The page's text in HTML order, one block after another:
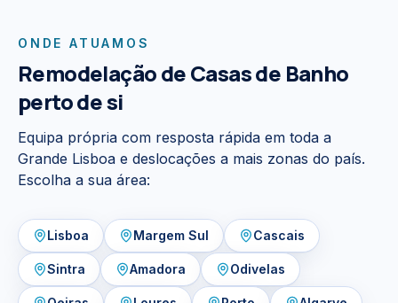
ONDE ATUAMOS
Remodelação de Casas de Banho
perto de si
Equipa própria com resposta rápida em toda a
Grande Lisboa e deslocações a mais zonas do país.
Escolha a sua área:
Lisboa Margem Sul Cascais
Sintra Amadora Odivelas